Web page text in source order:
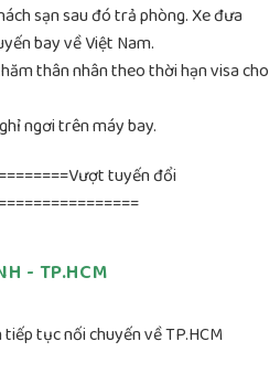
sạn sau đó trả phòng. Xe đưa
bay về Việt Nam.
thân nhân theo thời hạn visa cho
ngơi trên máy bay.
tuyến đổi
- TP.HCM
tục nối chuyến về TP.HCM